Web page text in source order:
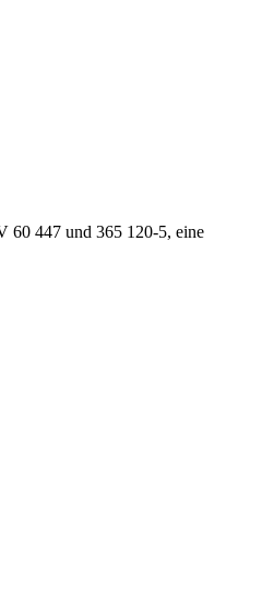
60 447 und 365 120-5, eine